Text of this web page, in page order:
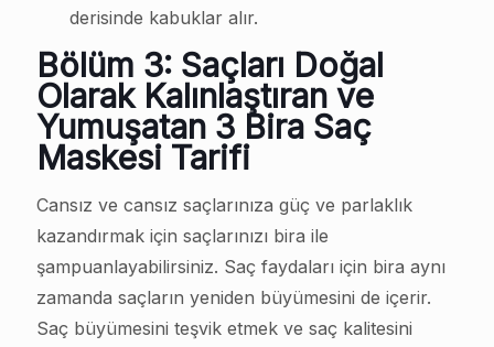
derisinde kabuklar alır.
Bölüm 3: Saçları Doğal
Olarak Kalınlaştıran ve
Yumuşatan 3 Bira Saç
Maskesi Tarifi
Cansız ve cansız saçlarınıza güç ve parlaklık
kazandırmak için saçlarınızı bira ile
şampuanlayabilirsiniz. Saç faydaları için bira aynı
zamanda saçların yeniden büyümesini de içerir.
Saç büyümesini teşvik etmek ve saç kalitesini